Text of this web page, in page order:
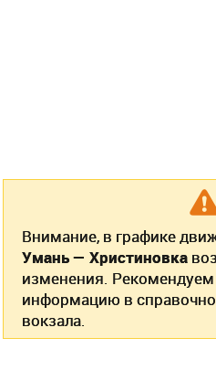
Внимание, в графике
Умань — Христиновка
изменения. Рекомендуем
информацию в
вокзала.